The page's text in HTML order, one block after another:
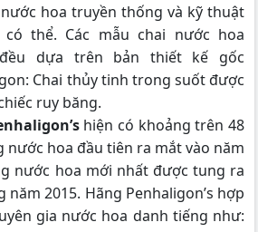
hoa truyền thống và kỹ thuật
thể. Các mẫu chai nước hoa
đều dựa trên bản thiết kế gốc
Chai thủy tinh trong suốt được
ruy băng.
hiện có khoảng trên 48
nước hoa đầu tiên ra mắt vào năm
nước hoa mới nhất được tung ra
2015. Hãng Penhaligon’s hợp
gia nước hoa danh tiếng như: